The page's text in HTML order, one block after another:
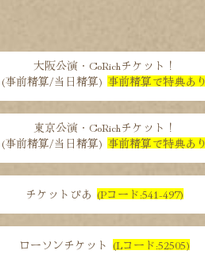
大阪公演・CoRichチケット！
(事前精算/当日精算) 事前精算で特典あり
東京公演・CoRichチケット！
(事前精算/当日精算) 事前精算で特典あり
チケットぴあ (Pコード:541-497)
ローソンチケット (Lコード:52505)